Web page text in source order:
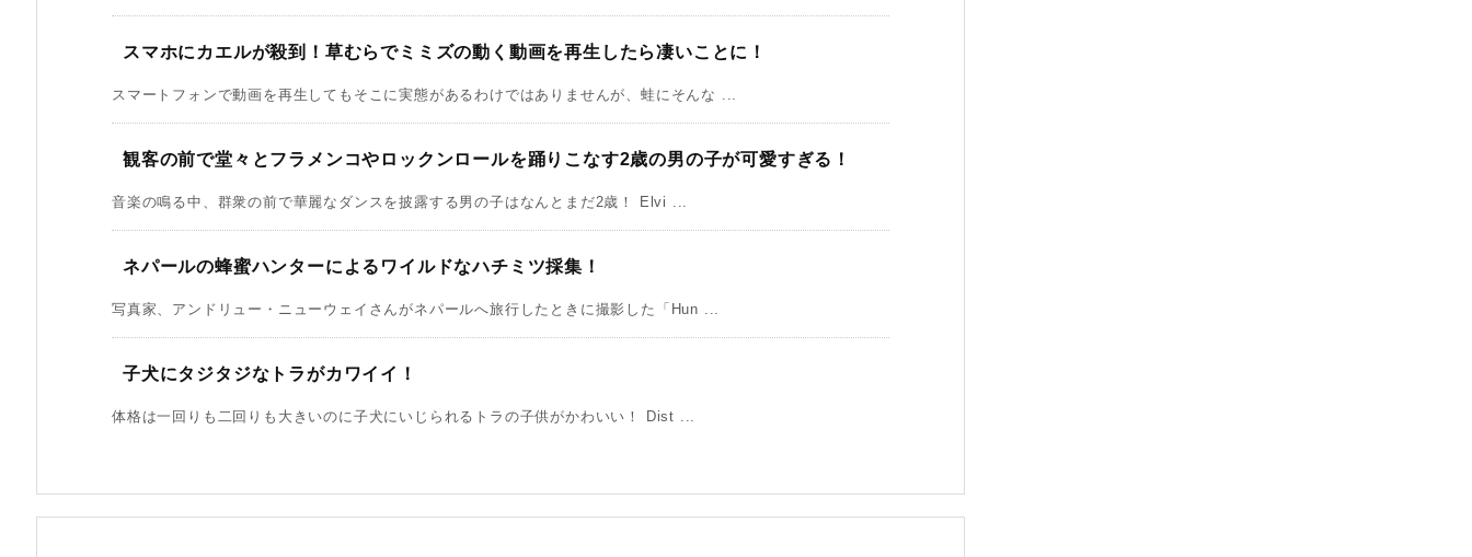
スマホにカエルが殺到！草むらでミミズの動く動画を再生したら凄いことに！
スマートフォンで動画を再生してもそこに実態があるわけではありませんが、蛙にそんな ...
観客の前で堂々とフラメンコやロックンロールを踊りこなす2歳の男の子が可愛すぎる！
音楽の鳴る中、群衆の前で華麗なダンスを披露する男の子はなんとまだ2歳！ Elvi ...
ネパールの蜂蜜ハンターによるワイルドなハチミツ採集！
写真家、アンドリュー・ニューウェイさんがネパールへ旅行したときに撮影した「Hun ...
子犬にタジタジなトラがカワイイ！
体格は一回りも二回りも大きいのに子犬にいじられるトラの子供がかわいい！ Dist ...